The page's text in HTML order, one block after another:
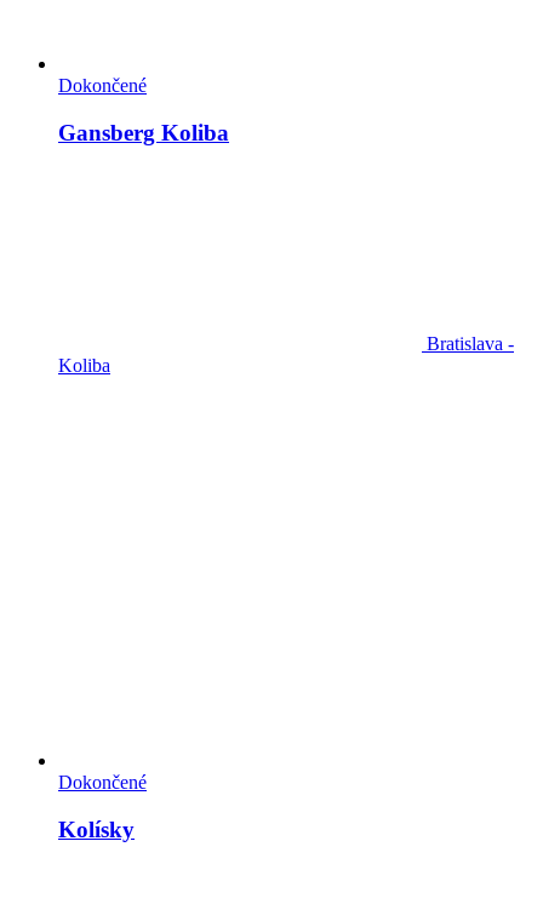
Dokončené
Gansberg Koliba
Bratislava -
Koliba
Dokončené
Kolísky